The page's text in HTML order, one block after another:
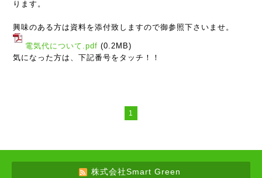
ります。
興味のある方は資料を添付致しますので御参照下さいませ。
電気代について.pdf (0.2MB)
気になった方は、下記番号をタッチ！！
1
株式会社Smart Green